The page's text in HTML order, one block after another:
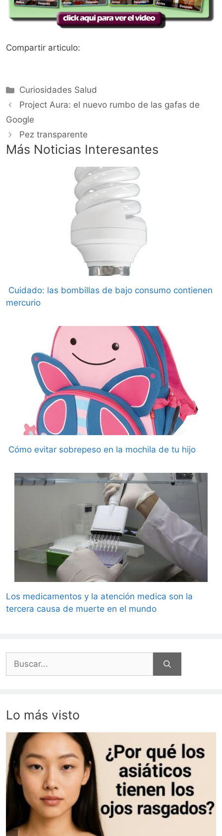
Compartir articulo:
Categorías
Curiosidades Salud
Project Aura: el nuevo rumbo de las gafas de
Google
Pez transparente
Más Noticias Interesantes
Cuidado: las bombillas de bajo consumo contienen
mercurio
Cómo evitar sobrepeso en la mochila de tu hijo
Los medicamentos y la atención medica son la
tercera causa de muerte en el mundo
Buscar:
Lo más visto